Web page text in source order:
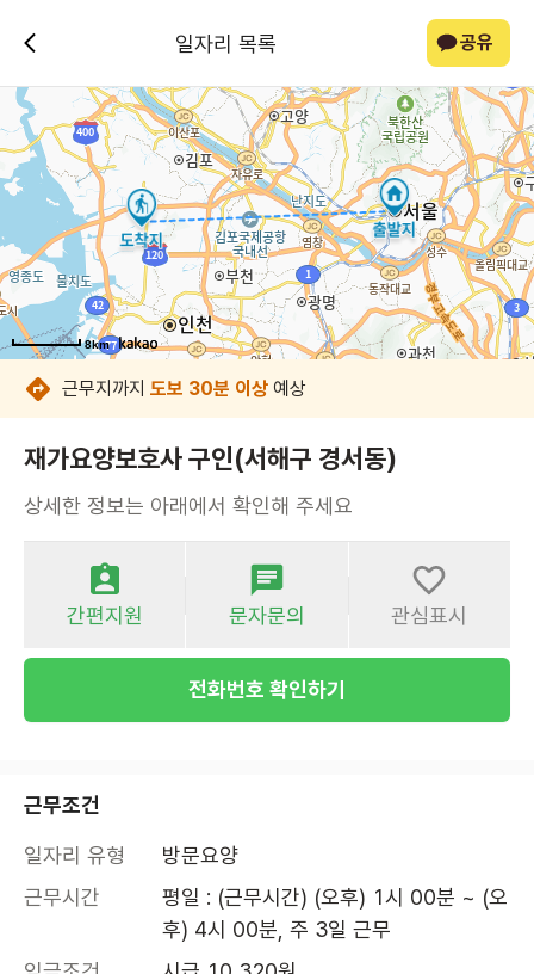
일자리 목록 공유
8km
8km
8km
8km
8km
8km
근무지까지 도보 30분 이상 예상
재가요양보호사 구인(서해구 경서동)
상세한 정보는 아래에서 확인해 주세요
간편지원 문자문의 관심표시
전화번호 확인하기
근무조건
일자리 유형
방문요양
근무시간
평일 : (근무시간) (오후) 1시 00분 ~ (오
후) 4시 00분, 주 3일 근무